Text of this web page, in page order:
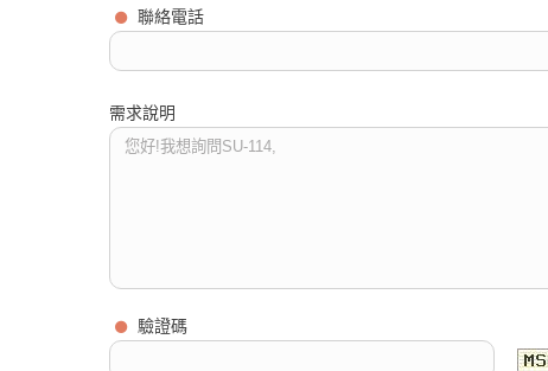
聯絡電話
需求說明
驗證碼